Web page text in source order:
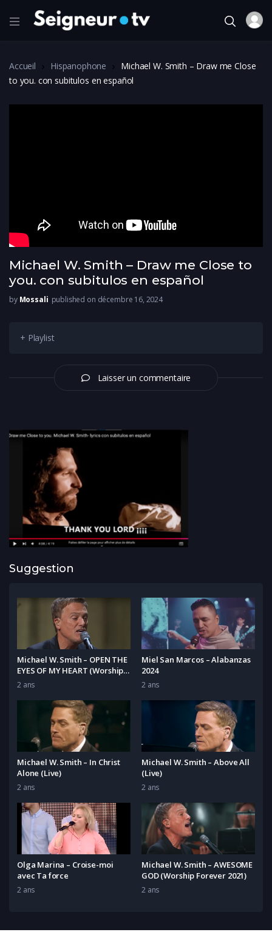
Accueil Hispanophone
Michael W. Smith – Draw me Close
to you. con subitulos en español
Michael W. Smith – Draw me Close to
you. con subitulos en español
by Mossali published on décembre 16, 2024
+ Playlist
Laisser un commentaire
Suggestion
Michael W. Smith – OPEN THE
EYES OF MY HEART (Worship
Forever 2021)
2 ans
Miel San Marcos – Alabanzas
2024
2 ans
Michael W. Smith – In Christ
Alone (Live)
2 ans
Michael W. Smith – Above All
(Live)
2 ans
Olga Marina – Croise-moi
avec Ta force
2 ans
Michael W. Smith – AWESOME
GOD (Worship Forever 2021)
2 ans